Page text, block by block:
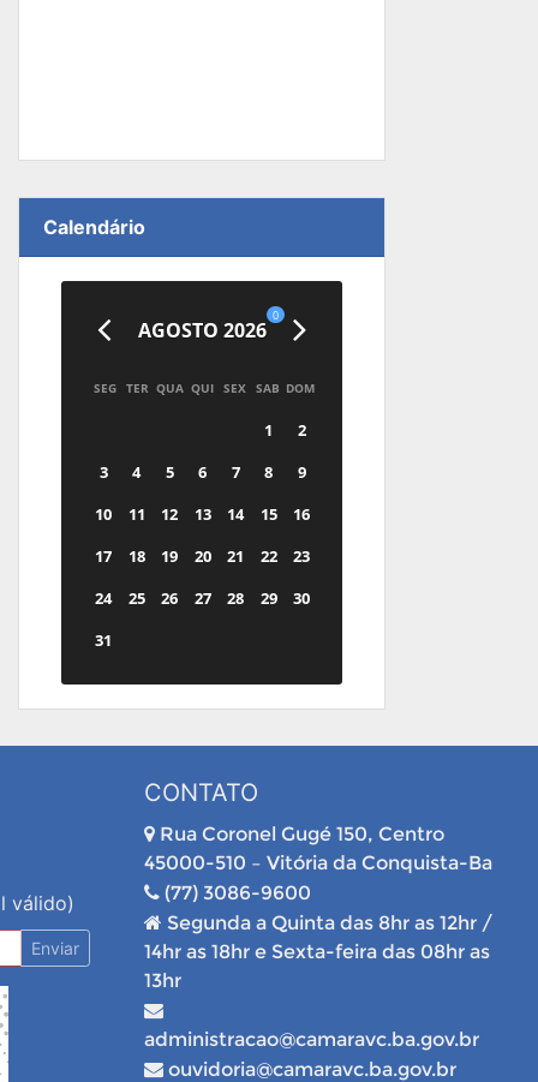
Calendário
AGOSTO 2026
0
SEG TER QUA QUI SEX SAB DOM
1
2
3
4 5 6 7 8
9
10
11 12 13 14 15
16
17
18 19 20 21 22
23
24
25 26 27 28 29
30
31
válido)
Enviar
CONTATO
Rua Coronel Gugé 150, Centro
45000-510 – Vitória da Conquista-Ba
(77) 3086-9600
Segunda a Quinta das 8hr as 12hr /
14hr as 18hr e Sexta-feira das 08hr as
13hr
administracao@camaravc.ba.gov.br
ouvidoria@camaravc.ba.gov.br